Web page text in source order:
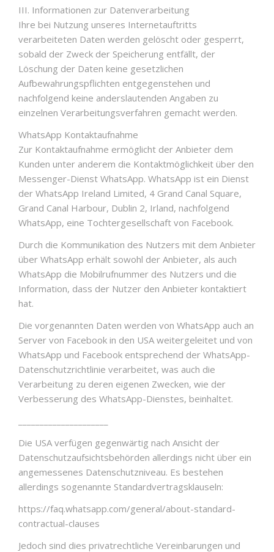
III. Informationen zur Datenverarbeitung
Ihre bei Nutzung unseres Internetauftritts
verarbeiteten Daten werden gelöscht oder gesperrt,
sobald der Zweck der Speicherung entfällt, der
Löschung der Daten keine gesetzlichen
Aufbewahrungspflichten entgegenstehen und
nachfolgend keine anderslautenden Angaben zu
einzelnen Verarbeitungsverfahren gemacht werden.
WhatsApp Kontaktaufnahme
Zur Kontaktaufnahme ermöglicht der Anbieter dem
Kunden unter anderem die Kontaktmöglichkeit über den
Messenger-Dienst WhatsApp. WhatsApp ist ein Dienst
der WhatsApp Ireland Limited, 4 Grand Canal Square,
Grand Canal Harbour, Dublin 2, Irland, nachfolgend
WhatsApp, eine Tochtergesellschaft von Facebook.
Durch die Kommunikation des Nutzers mit dem Anbieter
über WhatsApp erhält sowohl der Anbieter, als auch
WhatsApp die Mobilrufnummer des Nutzers und die
Information, dass der Nutzer den Anbieter kontaktiert
hat.
Die vorgenannten Daten werden von WhatsApp auch an
Server von Facebook in den USA weitergeleitet und von
WhatsApp und Facebook entsprechend der WhatsApp-
Datenschutzrichtlinie verarbeitet, was auch die
Verarbeitung zu deren eigenen Zwecken, wie der
Verbesserung des WhatsApp-Dienstes, beinhaltet.
Die USA verfügen gegenwärtig nach Ansicht der
Datenschutzaufsichtsbehörden allerdings nicht über ein
angemessenes Datenschutzniveau. Es bestehen
allerdings sogenannte Standardvertragsklauseln:
https://faq.whatsapp.com/general/about-standard-
contractual-clauses
Jedoch sind dies privatrechtliche Vereinbarungen und